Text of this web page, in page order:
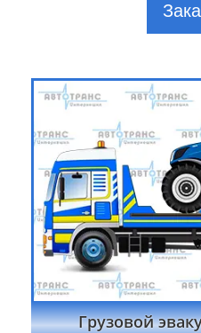
Грузовой